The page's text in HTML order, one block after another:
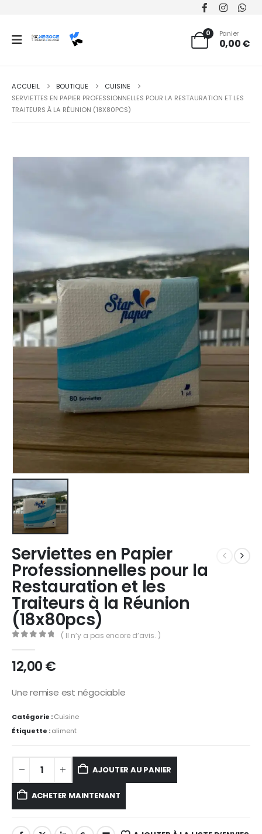
0 Panier
0,00€
ACCUEIL BOUTIQUE
CUISINE
SERVIETTES EN PAPIER PROFESSIONNELLES POUR LA RESTAURATION ET LES
TRAITEURS À LA RÉUNION (18X80PCS)
Serviettes en Papier
Professionnelles pour la
Restauration et les
Traiteurs à la Réunion
(18x80pcs)
( Il n’y a pas encore d’avis. )
12,00€
Une remise est négociable
Catégorie :Cuisine
Étiquette :aliment
AJOUTER AU PANIER
ACHETER MAINTENANT